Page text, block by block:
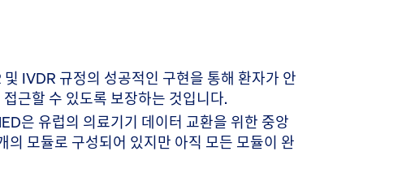
IVDR 규정의 성공적인 구현을 통해 환자가 안
근할 수 있도록 보장하는 것입니다.
은 유럽의 의료기기 데이터 교환을 위한 중앙
의 모듈로 구성되어 있지만 아직 모든 모듈이 완